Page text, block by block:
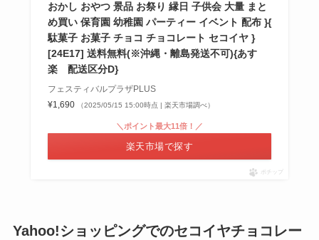
おかし おやつ 景品 お祭り 縁日 子供会 大量 まと
め買い 保育園 幼稚園 パーティー イベント 配布 }{
駄菓子 お菓子 チョコ チョコレート セコイヤ }
[24E17] 送料無料(※沖縄・離島発送不可){あす
楽 配送区分D}
フェスティバルプラザPLUS
¥1,690
（2025/05/15 15:00時点 | 楽天市場調べ）
＼ポイント最大11倍！／
楽天市場で探す
ポチップ
Yahoo!ショッピングでのセコイヤチョコレー